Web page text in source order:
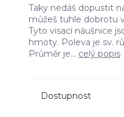
Taky nedáš dopustit
můžeš tuhle dobrotu
Tyto visací náušnice
hmoty. Poleva je sv.
Průměr je... celý popis
Dostupnost